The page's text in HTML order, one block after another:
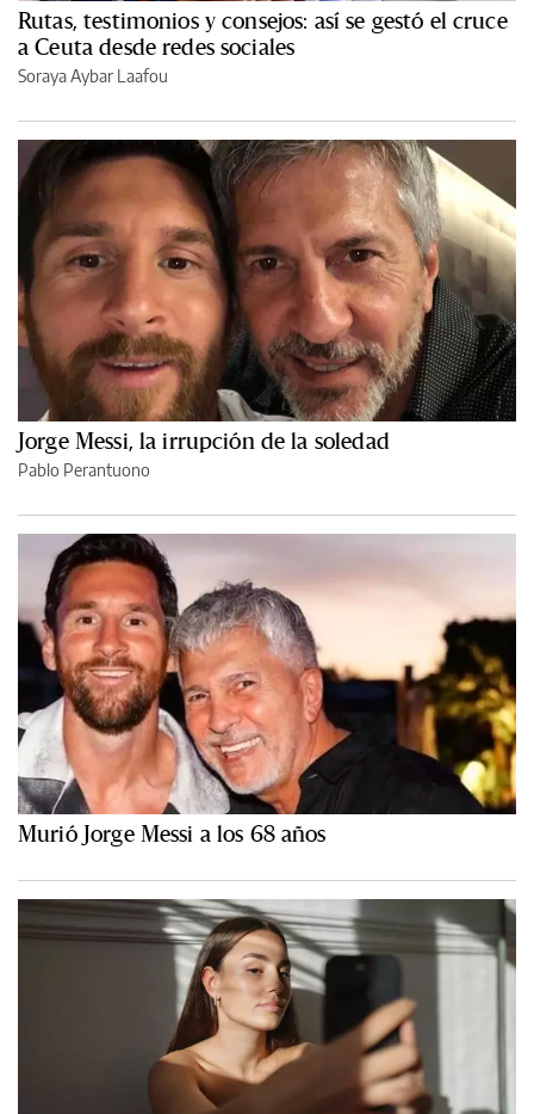
Rutas, testimonios y consejos: así se gestó el cruce
a Ceuta desde redes sociales
Soraya Aybar Laafou
Jorge Messi, la irrupción de la soledad
Pablo Perantuono
Murió Jorge Messi a los 68 años